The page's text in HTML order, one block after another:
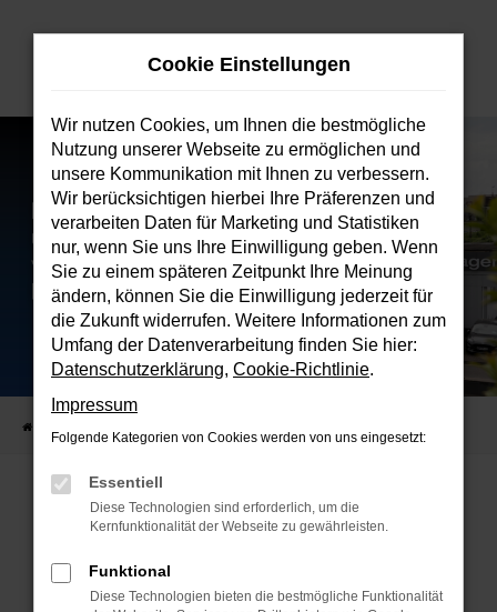
Zum
Fahrzeugbestand
Entdecken Sie eine Vielzahl von top
Cookie Einstellungen
Wir nutzen Cookies, um Ihnen die bestmögliche
Nutzung unserer Webseite zu ermöglichen und
unsere Kommunikation mit Ihnen zu verbessern.
Wir berücksichtigen hierbei Ihre Präferenzen und
verarbeiten Daten für Marketing und Statistiken
nur, wenn Sie uns Ihre Einwilligung geben. Wenn
Sie zu einem späteren Zeitpunkt Ihre Meinung
ändern, können Sie die Einwilligung jederzeit für
die Zukunft widerrufen. Weitere Informationen zum
Umfang der Datenverarbeitung finden Sie hier:
Datenschutzerklärung, Cookie-Richtlinie.
Impressum
Folgende Kategorien von Cookies werden von uns eingesetzt:
Essentiell
Diese Technologien sind erforderlich, um die
Kernfunktionalität der Webseite zu gewährleisten.
Funktional
Diese Technologien bieten die bestmögliche Funktionalität